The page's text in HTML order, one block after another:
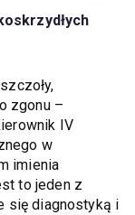
zgonu –
IV
w
imienia
to jeden z
się diagnostyką i